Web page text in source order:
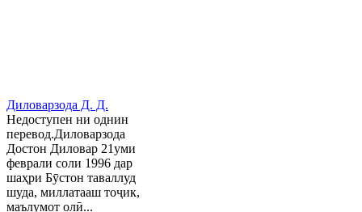
Диловарзода Д. Д.
Недоступен ни однин
перевод.Диловарзода
Достон Диловар 21уми
феврали соли 1996 дар
шаҳри Бӯстон таваллуд
шуда, миллатааш тоҷик,
маълумот олӣ...